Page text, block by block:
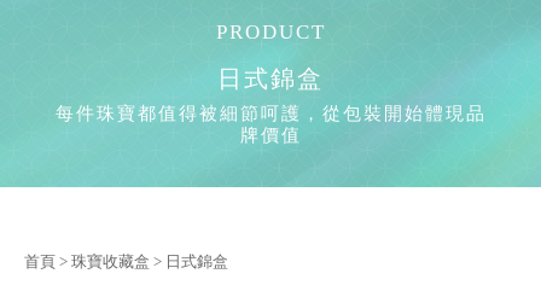
日式錦盒
首頁 > 珠寶收藏盒 > 日式錦盒